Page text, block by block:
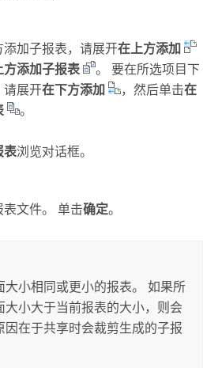
加子报表，请展开在上方添加
方添加子报表
。 要在所选项目下
请展开在下方添加 ，然后单击在
。
表浏览对话框。
文件。 单击确定。
大小相同或更小的报表。 如果所
大小大于当前报表的大小，则会
因在于共享时会裁剪生成的子报